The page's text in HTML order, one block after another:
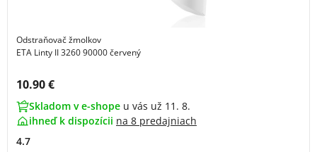
Odstraňovač žmolkov
ETA Linty II 3260 90000 červený
Cena s DPH:
10.90 €
Skladom v e-shope u vás už 11. 8.
ihneď k dispozícii na 8 predajniach
4.7